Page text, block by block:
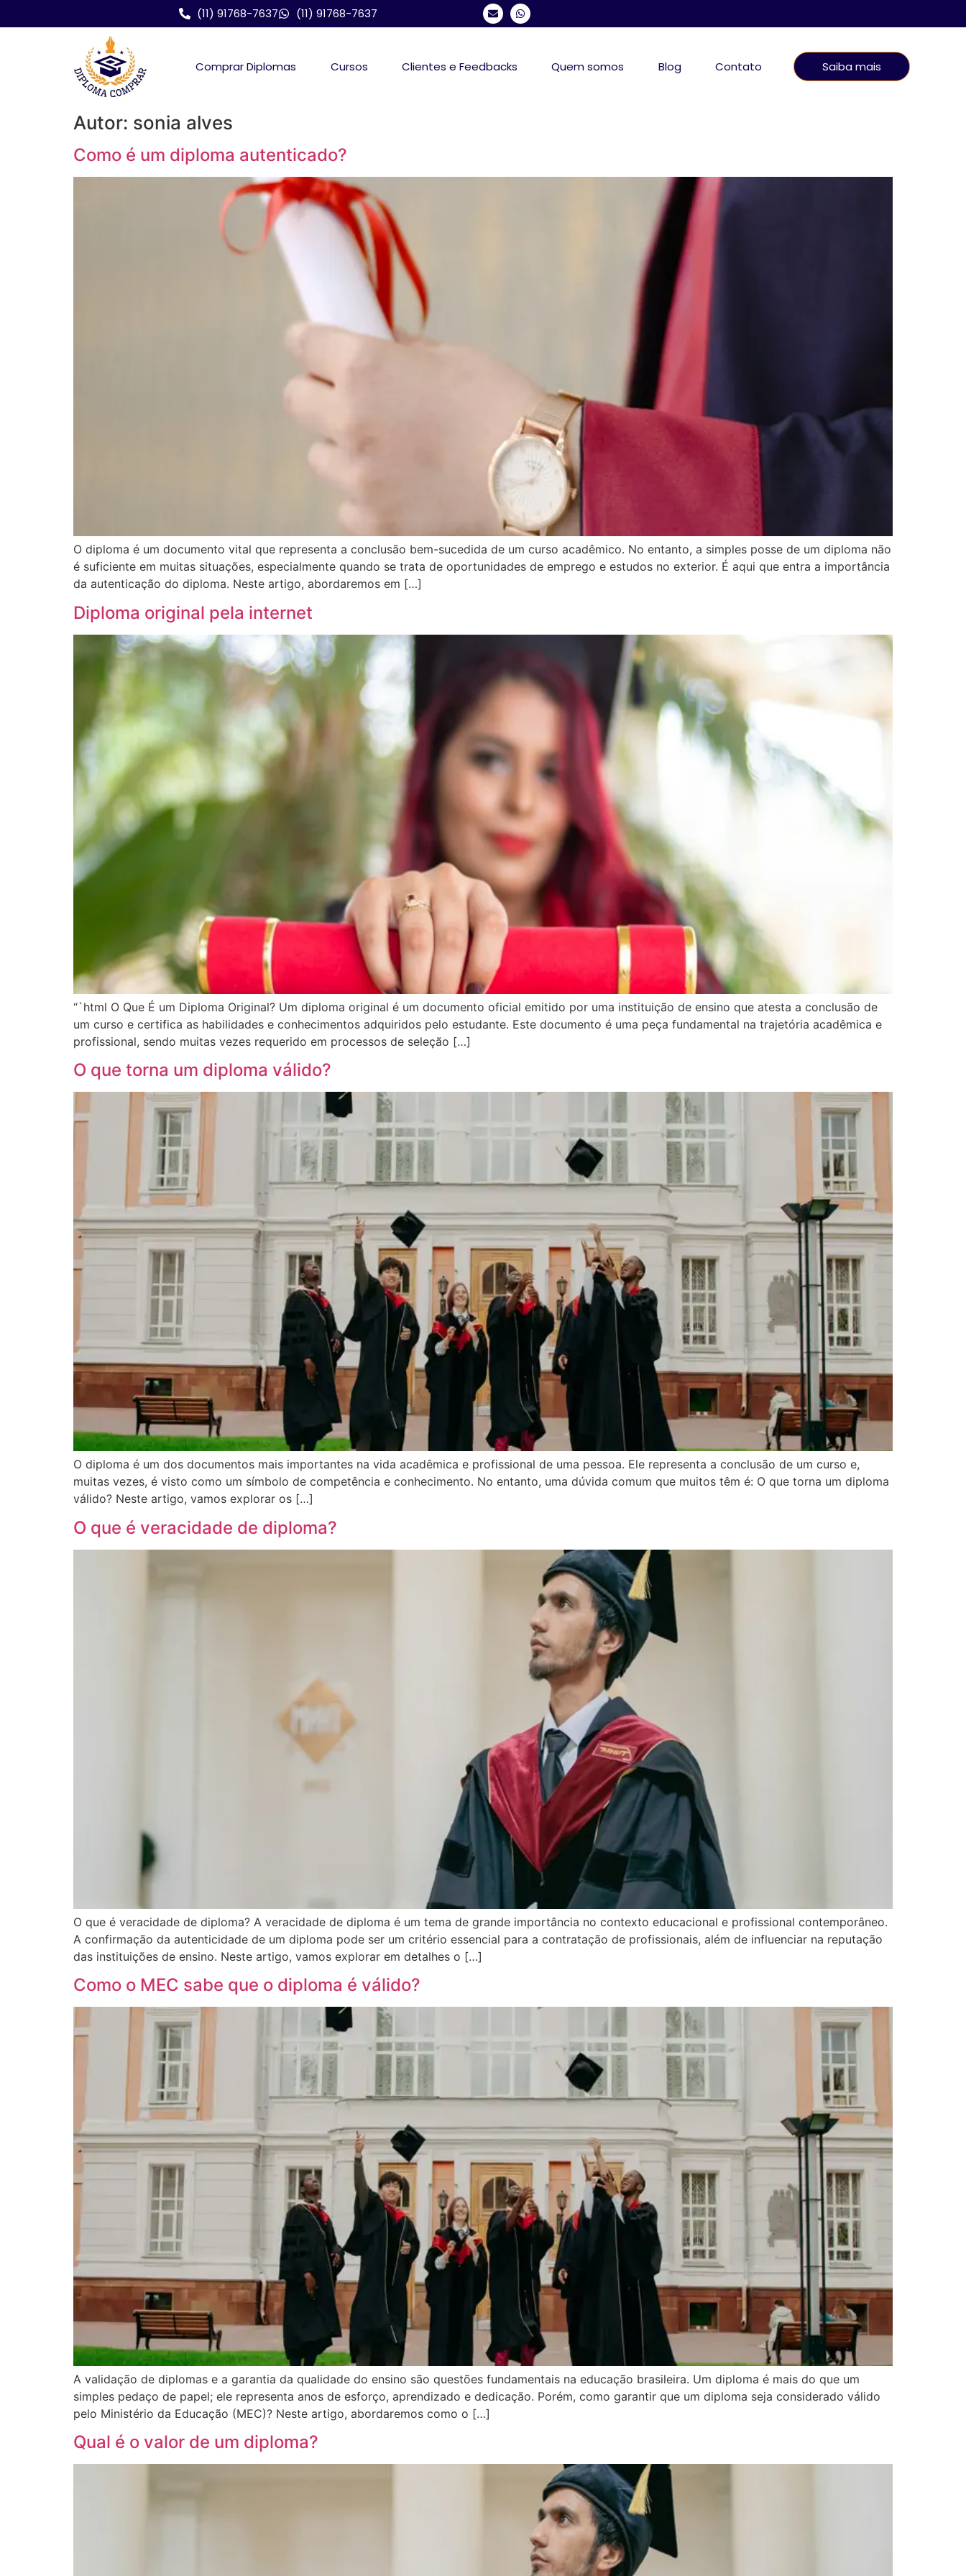
(11) 91768-7637 (11) 91768-7637
Comprar Diplomas Cursos Clientes e Feedbacks Quem somos Blog Contato Saiba mais
Autor: sonia alves
Como é um diploma autenticado?
O diploma é um documento vital que representa a conclusão bem-sucedida de um curso acadêmico. No entanto, a simples posse de um diploma não
é suficiente em muitas situações, especialmente quando se trata de oportunidades de emprego e estudos no exterior. É aqui que entra a importância
da autenticação do diploma. Neste artigo, abordaremos em […]
Diploma original pela internet
“`html O Que É um Diploma Original? Um diploma original é um documento oficial emitido por uma instituição de ensino que atesta a conclusão de
um curso e certifica as habilidades e conhecimentos adquiridos pelo estudante. Este documento é uma peça fundamental na trajetória acadêmica e
profissional, sendo muitas vezes requerido em processos de seleção […]
O que torna um diploma válido?
O diploma é um dos documentos mais importantes na vida acadêmica e profissional de uma pessoa. Ele representa a conclusão de um curso e,
muitas vezes, é visto como um símbolo de competência e conhecimento. No entanto, uma dúvida comum que muitos têm é: O que torna um diploma
válido? Neste artigo, vamos explorar os […]
O que é veracidade de diploma?
O que é veracidade de diploma? A veracidade de diploma é um tema de grande importância no contexto educacional e profissional contemporâneo.
A confirmação da autenticidade de um diploma pode ser um critério essencial para a contratação de profissionais, além de influenciar na reputação
das instituições de ensino. Neste artigo, vamos explorar em detalhes o […]
Como o MEC sabe que o diploma é válido?
A validação de diplomas e a garantia da qualidade do ensino são questões fundamentais na educação brasileira. Um diploma é mais do que um
simples pedaço de papel; ele representa anos de esforço, aprendizado e dedicação. Porém, como garantir que um diploma seja considerado válido
pelo Ministério da Educação (MEC)? Neste artigo, abordaremos como o […]
Qual é o valor de um diploma?